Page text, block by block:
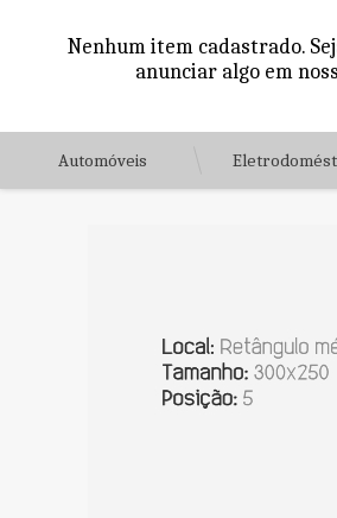
Nenhum item cadastrado.
anunciar algo em
Automóveis